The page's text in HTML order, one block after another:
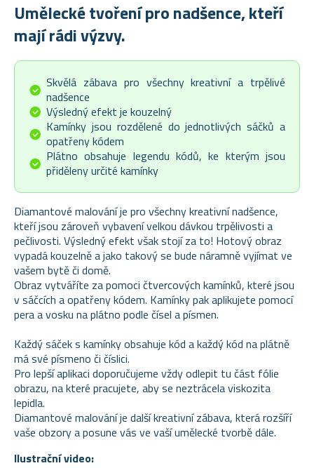
Umělecké tvoření pro nadšence, kteří
mají rádi výzvy.
Skvělá zábava pro všechny kreativní a trpělivé
nadšence
Výsledný efekt je kouzelný
Kamínky jsou rozdělené do jednotlivých sáčků a
opatřeny kódem
Plátno obsahuje legendu kódů, ke kterým jsou
přiděleny určité kamínky
Diamantové malování je pro všechny kreativní nadšence,
kteří jsou zároveň vybavení velkou dávkou trpělivosti a
pečlivosti. Výsledný efekt však stojí za to! Hotový obraz
vypadá kouzelně a jako takový se bude náramně vyjímat ve
vašem bytě či domě.
Obraz vytváříte za pomoci čtvercových kamínků, které jsou
v sáčcích a opatřeny kódem. Kamínky pak aplikujete pomocí
pera a vosku na plátno podle čísel a písmen.
Každý sáček s kamínky obsahuje kód a každý kód na plátně
má své písmeno či číslici.
Pro lepší aplikaci doporučujeme vždy odlepit tu část fólie
obrazu, na které pracujete, aby se neztrácela viskozita
lepidla.
Diamantové malování je další kreativní zábava, která rozšíří
vaše obzory a posune vás ve vaší umělecké tvorbě dále.
Ilustrační video: